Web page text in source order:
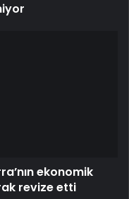
ekonomik
revize etti